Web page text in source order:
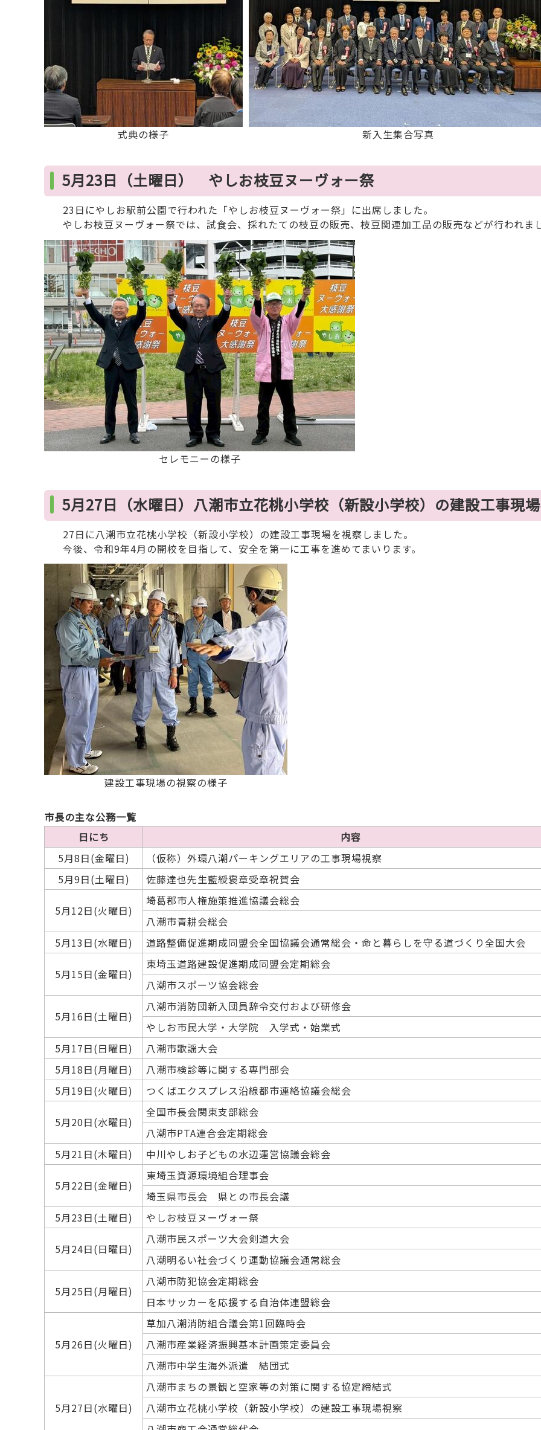
式典の様子 新入生集合写真
5月23日（土曜日） やしお枝豆ヌーヴォー祭
23日にやしお駅前公園で行われた「やしお枝豆ヌーヴォー祭」に出席しました。
やしお枝豆ヌーヴォー祭では、試食会、採れたての枝豆の販売、枝豆関連加工品の販売などが行われま
セレモニーの様子
5月27日（水曜日）八潮市立花桃小学校（新設小学校）の建設工事現
27日に八潮市立花桃小学校（新設小学校）の建設工事現場を視察しました。
今後、令和9年4月の開校を目指して、安全を第一に工事を進めてまいります。
建設工事現場の視察の様子
市長の主な公務一覧
日にち
内容
5月8日(金曜日)
（仮称）外環八潮パーキングエリアの工事現場視察
5月9日(土曜日)
佐藤達也先生藍綬褒章受章祝賀会
5月12日(火曜日)
埼葛郡市人権施策推進協議会総会
八潮市青耕会総会
5月13日(水曜日)
道路整備促進期成同盟会全国協議会通常総会・命と暮らしを守る道づくり全国大会
5月15日(金曜日)
東埼玉道路建設促進期成同盟会定期総会
八潮市スポーツ協会総会
5月16日(土曜日)
八潮市消防団新入団員辞令交付および研修会
やしお市民大学・大学院 入学式・始業式
5月17日(日曜日)
八潮市歌謡大会
5月18日(月曜日)
八潮市検診等に関する専門部会
5月19日(火曜日)
つくばエクスプレス沿線都市連絡協議会総会
5月20日(水曜日)
全国市長会関東支部総会
八潮市PTA連合会定期総会
5月21日(木曜日)
中川やしお子どもの水辺運営協議会総会
5月22日(金曜日)
東埼玉資源環境組合理事会
埼玉県市長会 県との市長会議
5月23日(土曜日)
やしお枝豆ヌーヴォー祭
5月24日(日曜日)
八潮市民スポーツ大会剣道大会
八潮明るい社会づくり運動協議会通常総会
5月25日(月曜日)
八潮市防犯協会定期総会
日本サッカーを応援する自治体連盟総会
5月26日(火曜日)
草加八潮消防組合議会第1回臨時会
八潮市産業経済振興基本計画策定委員会
八潮市中学生海外派遣 結団式
5月27日(水曜日)
八潮市まちの景観と空家等の対策に関する協定締結式
八潮市立花桃小学校（新設小学校）の建設工事現場視察